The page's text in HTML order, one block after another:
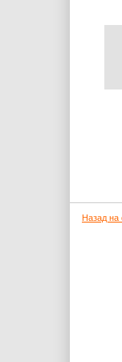
Назад на